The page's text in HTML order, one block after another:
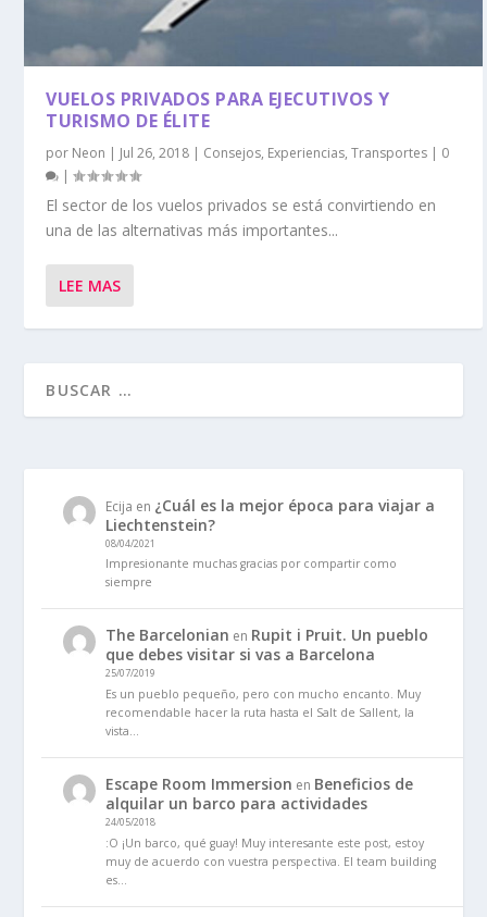
VUELOS PRIVADOS PARA EJECUTIVOS Y
TURISMO DE ÉLITE
por Neon | Jul 26, 2018 | Consejos, Experiencias,Transportes | 0
|
El sector de los vuelos privados se está convirtiendo en
una de las alternativas más importantes...
LEE MAS
Ecija en ¿Cuál es la mejor época para viajar a
Liechtenstein?
08/04/2021
Impresionante muchas gracias por compartir como
siempre
The Barcelonian en Rupit i Pruit. Un pueblo
que debes visitar si vas a Barcelona
25/07/2019
Es un pueblo pequeño, pero con mucho encanto. Muy
recomendable hacer la ruta hasta el Salt de Sallent, la
vista…
Escape Room Immersion en Beneficios de
alquilar un barco para actividades
24/05/2018
:O ¡Un barco, qué guay! Muy interesante este post, estoy
muy de acuerdo con vuestra perspectiva. El team building
es…